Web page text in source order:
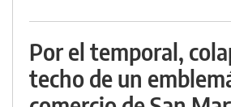
Por el temporal,
techo de un